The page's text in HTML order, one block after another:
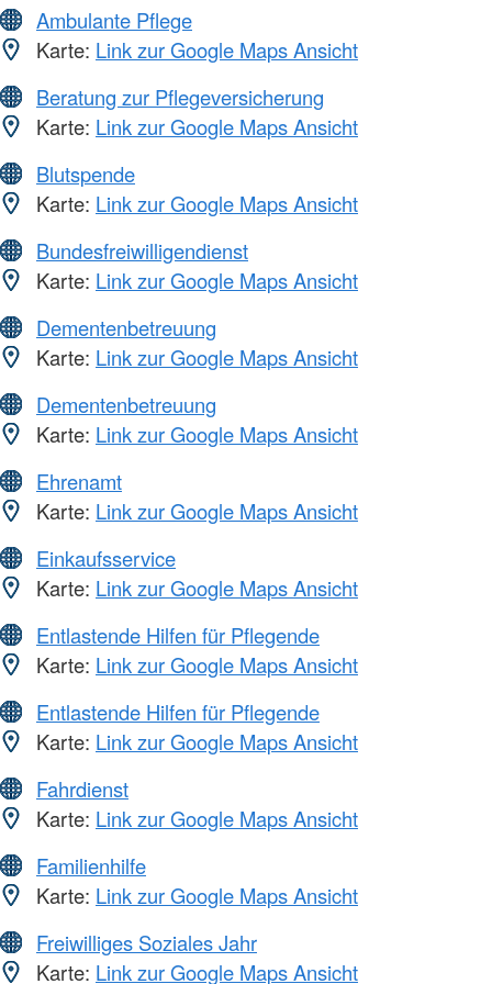
Ambulante Pflege
Karte: Link zur Google Maps Ansicht
Beratung zur Pflegeversicherung
Karte: Link zur Google Maps Ansicht
Blutspende
Karte: Link zur Google Maps Ansicht
Bundesfreiwilligendienst
Karte: Link zur Google Maps Ansicht
Dementenbetreuung
Karte: Link zur Google Maps Ansicht
Dementenbetreuung
Karte: Link zur Google Maps Ansicht
Ehrenamt
Karte: Link zur Google Maps Ansicht
Einkaufsservice
Karte: Link zur Google Maps Ansicht
Entlastende Hilfen für Pflegende
Karte: Link zur Google Maps Ansicht
Entlastende Hilfen für Pflegende
Karte: Link zur Google Maps Ansicht
Fahrdienst
Karte: Link zur Google Maps Ansicht
Familienhilfe
Karte: Link zur Google Maps Ansicht
Freiwilliges Soziales Jahr
Karte: Link zur Google Maps Ansicht